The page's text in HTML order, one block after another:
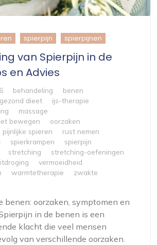
spierpijn spierpijnen
van Spierpijn in de
en Advies
behandeling
benen
gezond dieet
ijs-therapie
massage
bewegen
oorzaken
pijnlijke spieren
rust nemen
spierkrampen
spierpijn
stretching
stretching-oefeningen
vermoeidheid
warmtetherapie
zwakte
benen: oorzaken, symptomen en
in de benen is een
klacht die veel mensen
van verschillende oorzaken.